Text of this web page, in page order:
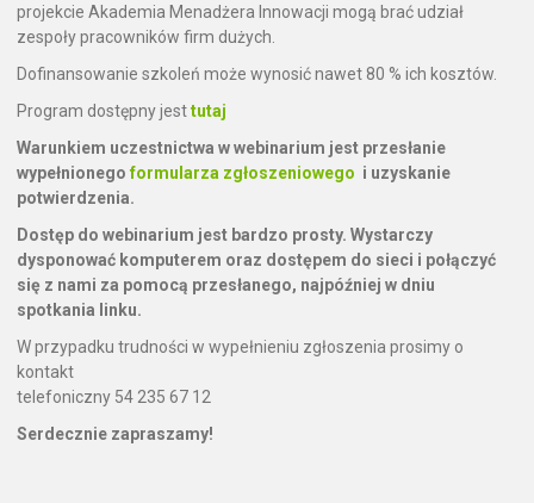
projekcie Akademia Menadżera Innowacji mogą brać udział
zespoły pracowników firm dużych.
Dofinansowanie szkoleń może wynosić nawet 80 % ich kosztów.
Program dostępny jesttutaj
Warunkiem uczestnictwa w webinarium jest przesłanie
wypełnionegoformularza zgłoszeniowego i uzyskanie
potwierdzenia.
Dostęp do webinarium jest bardzo prosty. Wystarczy
dysponować komputerem oraz dostępem do sieci i połączyć
się z nami za pomocą przesłanego, najpóźniej w dniu
spotkania linku.
W przypadku trudności w wypełnieniu zgłoszenia prosimy o
kontakt
telefoniczny 54 235 67 12
Serdecznie zapraszamy!